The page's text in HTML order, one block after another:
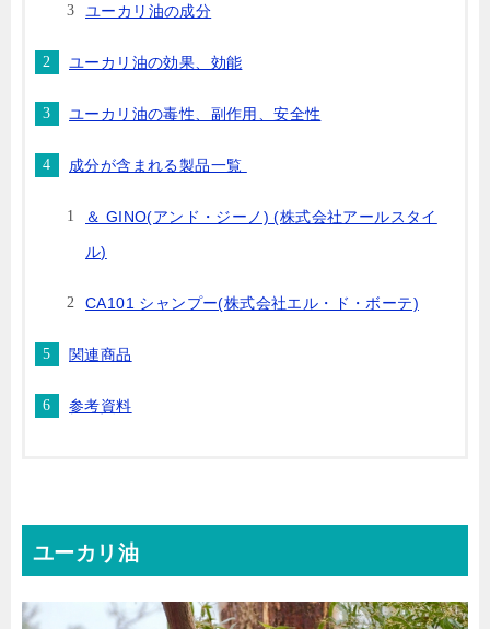
ユーカリ油の成分
ユーカリ油の効果、効能
ユーカリ油の毒性、副作用、安全性
成分が含まれる製品一覧
＆ GINO(アンド・ジーノ) (株式会社アールスタイ
ル)
CA101 シャンプー(株式会社エル・ド・ボーテ)
関連商品
参考資料
ユーカリ油